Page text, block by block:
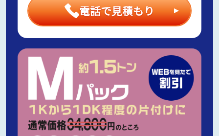
電話で見積もり